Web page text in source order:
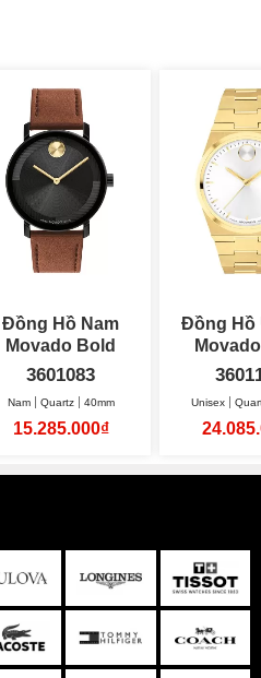
Đồng Hồ Nam
Movado Bold
Evolution 2.0 40mm
3601083
Nam Quartz 40mm
15.285.000₫
Đồng Hồ
Unisex